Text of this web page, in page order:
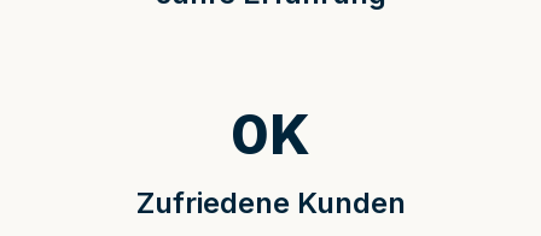
Zufriedene Kunden
0K